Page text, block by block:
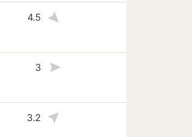
4.5
3
3.2